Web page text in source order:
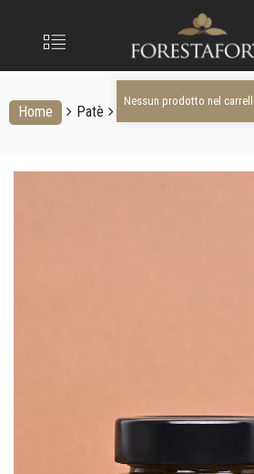
Menu
Nessun prodotto nel
Home Patè Patè di olive verdi FS17
Nessun prodotto nel carrello.